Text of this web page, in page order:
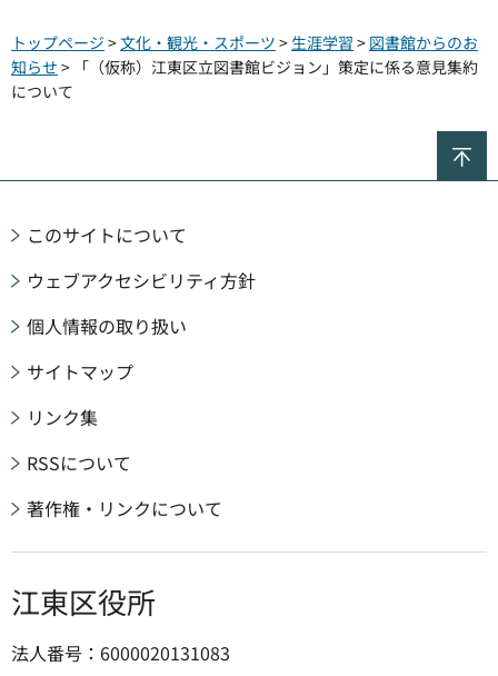
トップページ >文化・観光・スポーツ > 生涯学習 > 図書館からのお
知らせ > 「（仮称）江東区立図書館ビジョン」策定に係る意見集約
について
このサイトについて
ウェブアクセシビリティ方針
個人情報の取り扱い
サイトマップ
リンク集
RSSについて
著作権・リンクについて
江東区役所
法人番号：6000020131083